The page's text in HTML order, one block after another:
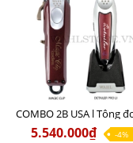
5.540.000₫ -4%